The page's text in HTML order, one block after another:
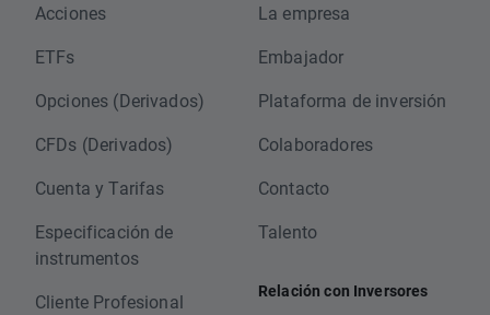
Acciones
ETFs
Opciones (Derivados)
CFDs (Derivados)
Cuenta y Tarifas
Especificación de
instrumentos
Cliente Profesional
La empresa
Embajador
Plataforma de inversión
Colaboradores
Contacto
Talento
Relación con Inversores